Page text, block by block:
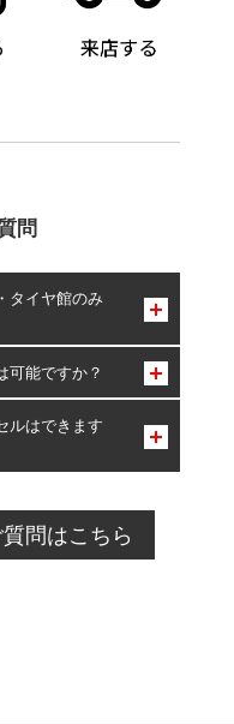
問
タイヤ館のみ
ります。
可能ですか？
す。
限り、同時にご予約が
ルはできます
ている場合のご予約
接ご予約の店舗まで
問はこちら